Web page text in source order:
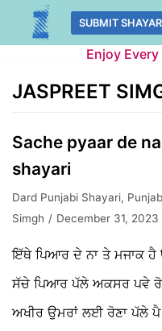
Skip
SUBMIT
Enjoy
JASPREET
Sache pyaar de
shayari
Dard Punjabi Shayari,
Simgh
December 31, 2023
ਇੱਥੇ ਪਿਆਰ ਦੇ ਨਾ ਤੇ ਮਜਾਕ ਹੈ
ਸੱਚੇ ਪਿਆਰ ਪੱਲੇ ਅਕਸਰ ਪਵੇ
ਅਖੀਰ ਉਮਰਾਂ ਲਈ ਰੋਣਾ ਪੱਲੇ ਪੈ